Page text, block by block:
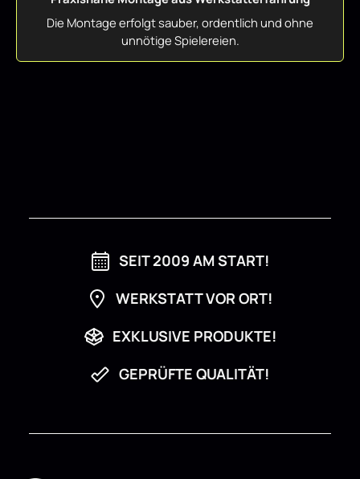
Die Montage erfolgt sauber, ordentlich und ohne
unnötige Spielereien.
SEIT 2009 AM START!
WERKSTATT VOR ORT!
EXKLUSIVE PRODUKTE!
GEPRÜFTE QUALITÄT!